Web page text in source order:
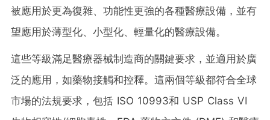
被應用於更為復雜、功能性更強的各種醫療設備，並有
望應用於薄型化、小型化、輕量化的醫療設備。
這些等級滿足醫療器械制造商的關鍵要求，並適用於廣
泛的應用，如藥物接觸和控釋。這兩個等級都符合全球
市場的法規要求，包括 ISO 10993和 USP Class VI